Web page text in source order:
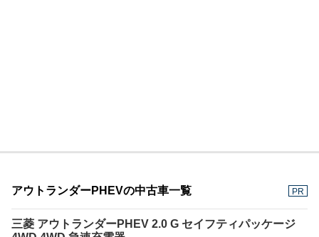
アウトランダーPHEVの中古車一覧 PR
三菱 アウトランダーPHEV 2.0 G セイフティパッケージ